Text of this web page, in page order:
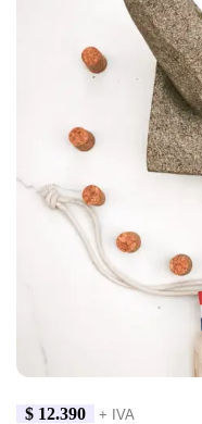
$ 12.390 + IVA